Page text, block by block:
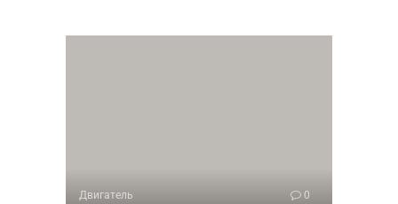
Двигатель 0